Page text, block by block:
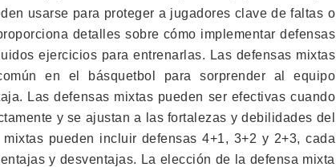
usarse para proteger a jugadores clave de faltas o
detalles sobre cómo implementar defensas
ejercicios para entrenarlas. Las defensas mixtas
en el básquetbol para sorprender al equipo
Las defensas mixtas pueden ser efectivas cuando
y se ajustan a las fortalezas y debilidades del
pueden incluir defensas 4+1, 3+2 y 2+3, cada
y desventajas. La elección de la defensa mixta